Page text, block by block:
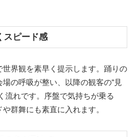
スピード感
界観を素早く提示します。踊りの
の呼吸が整い、以降の観客の“見
流れです。序盤で気持ちが乗る
群舞にも素直に入れます。